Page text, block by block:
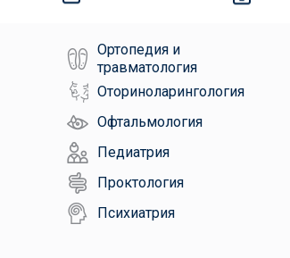
Ортопедия и
травматология
Оториноларингология
Офтальмология
Педиатрия
Проктология
Психиатрия